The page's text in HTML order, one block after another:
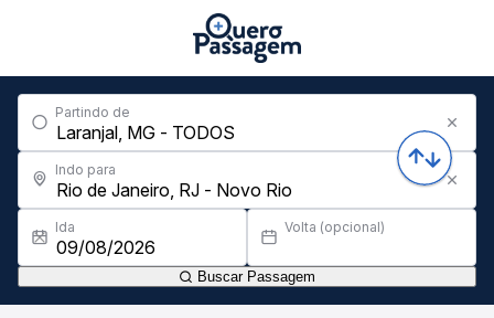
Partindo de
Indo para
Ida Volta (opcional)
Buscar Passagem